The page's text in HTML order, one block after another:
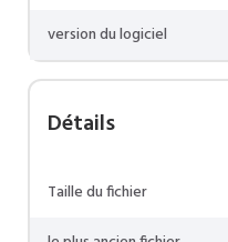
version du logiciel
Détails
Taille du fichier